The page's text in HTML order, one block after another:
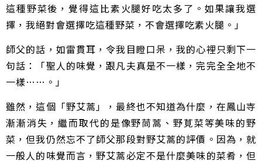
這種野菜後，覺得這比素火腿好吃太多了。如果讓我選
擇，我絕對會選擇吃這種野菜，不會選擇吃素火腿。」
師父的話，如雷貫耳，令我目瞪口呆，我的心裡只剩下一
句話：「聖人的味覺，跟凡夫真是不一樣，完完全全地不
一樣……。」
雖然，這個「野艾蒿」，最終也不知道為什麼，在鳳山寺
漸漸消失，繼而取代的是像野茼蒿、野莧菜等美味的野
菜，但我仍然忘不了師父那段對野艾蒿的評價。因為，就
一般人的味覺而言，野艾蒿必定不是什麼美味的菜肴，但